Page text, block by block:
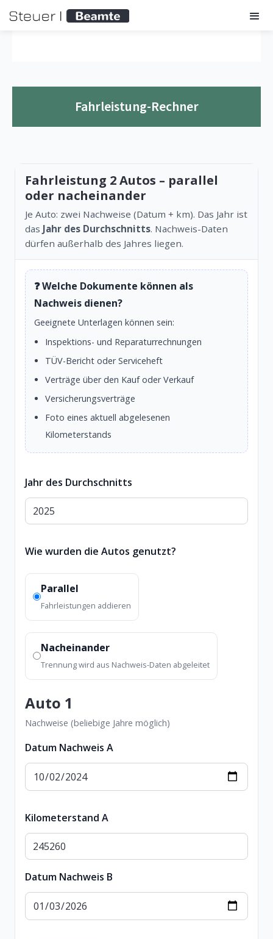
Fahrleistung-Rechner
Fahrleistung 2 Autos – parallel
oder nacheinander
Je Auto: zwei Nachweise (Datum + km). Das Jahr ist
das Jahr des Durchschnitts. Nachweis-Daten
dürfen außerhalb des Jahres liegen.
❓ Welche Dokumente können als
Nachweis dienen?
Geeignete Unterlagen können sein:
Inspektions- und Reparaturrechnungen
TÜV-Bericht oder Serviceheft
Verträge über den Kauf oder Verkauf
Versicherungsverträge
Foto eines aktuell abgelesenen
Kilometerstands
Jahr des Durchschnitts
Wie wurden die Autos genutzt?
Parallel
Fahrleistungen addieren
Nacheinander
Trennung wird aus Nachweis-Daten abgeleitet
Auto 1
Nachweise (beliebige Jahre möglich)
Datum Nachweis A
Kilometerstand A
Datum Nachweis B